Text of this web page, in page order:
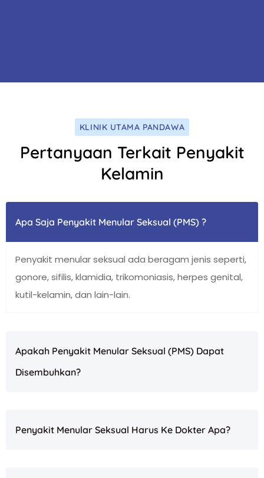
KLINIK UTAMA PANDAWA
Pertanyaan Terkait Penyakit
Kelamin
Apa Saja Penyakit Menular Seksual (PMS) ?
Penyakit menular seksual ada beragam jenis seperti,
gonore, sifilis, klamidia, trikomoniasis, herpes genital,
kutil-kelamin, dan lain-lain.
Apakah Penyakit Menular Seksual (PMS) Dapat
Disembuhkan?
Penyakit Menular Seksual Harus Ke Dokter Apa?